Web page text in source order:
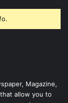
Magazine,
allow you to